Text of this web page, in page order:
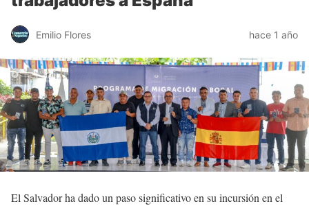
Emilio Flores hace 1 año
El Salvador ha dado un paso significativo en su incursión en el